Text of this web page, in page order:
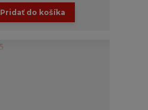
Pridať do košíka